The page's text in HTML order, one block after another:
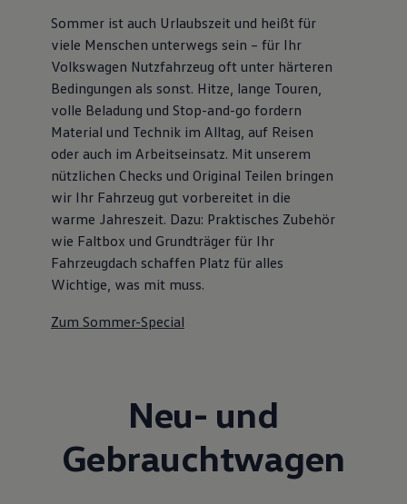
Sommer ist auch Urlaubszeit und heißt für
viele Menschen unterwegs sein – für Ihr
Volkswagen Nutzfahrzeug oft unter härteren
Bedingungen als sonst. Hitze, lange Touren,
volle Beladung und Stop-and-go fordern
Material und Technik im Alltag, auf Reisen
oder auch im Arbeitseinsatz. Mit unserem
nützlichen Checks und Original Teilen bringen
wir Ihr Fahrzeug gut vorbereitet in die
warme Jahreszeit. Dazu: Praktisches Zubehör
wie Faltbox und Grundträger für Ihr
Fahrzeugdach schaffen Platz für alles
Wichtige, was mit muss.
Zum Sommer-Special
Neu- und
Gebrauchtwagen